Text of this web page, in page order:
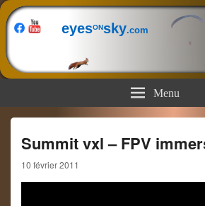
eyesONsky.com
Menu
Summit vxl – FPV
10 février 2011